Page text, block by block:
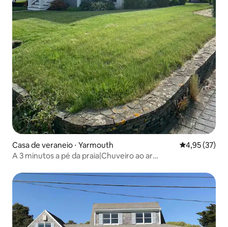
Casa de veraneio ⋅ Yarmouth 4,95 de uma
4,95 (37)
A 3 minutos a pé da praia|Chuveiro ao ar